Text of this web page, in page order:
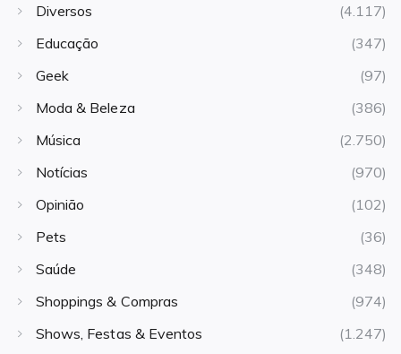
Diversos
(4.117)
Educação
(347)
Geek
(97)
Moda & Beleza
(386)
Música
(2.750)
Notícias
(970)
Opinião
(102)
Pets
(36)
Saúde
(348)
Shoppings & Compras
(974)
Shows, Festas & Eventos
(1.247)